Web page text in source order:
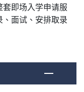
即场入学申请服
面试、安排取录